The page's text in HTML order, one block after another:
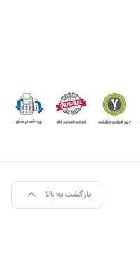
بازگشت به بالا